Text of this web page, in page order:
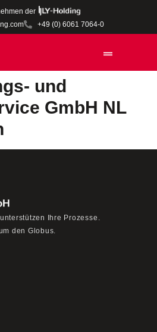
der
+49 (0) 6061 7064-0
und
GmbH NL
Ihre Prozesse.
den Globus.